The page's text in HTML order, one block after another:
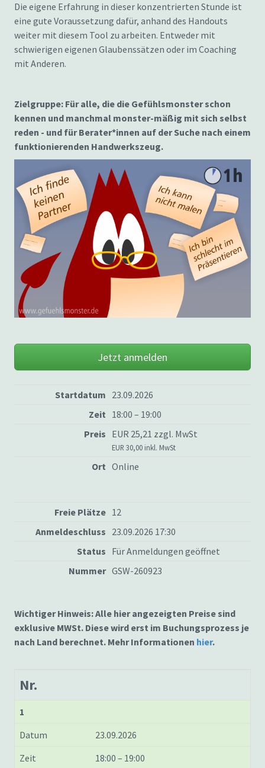
Die eigene Erfahrung in dieser konzentrierten Stunde ist
eine gute Voraussetzung dafür, anhand des Handouts
weiter mit diesem Tool zu arbeiten. Entweder mit
schwierigen eigenen Glaubenssätzen oder im Coaching
mit Anderen.
Zielgruppe: Für alle, die die Gefühlsmonster schon
kennen und manchmal monster-mäßig mit sich selbst
reden - und für Berater*innen auf der Suche nach einem
funktionierenden Handwerkszeug.
Jetzt anmelden
Startdatum 23.09.2026
Zeit 18:00 – 19:00
Preis EUR 25,21 zzgl. MwSt
EUR 30,00 inkl. MwSt
Ort Online
Freie Plätze 12
Anmeldeschluss 23.09.2026 17:30
Status Für Anmeldungen geöffnet
Nummer GSW-260923
Wichtiger Hinweis: Alle hier angezeigten Preise sind
exklusive MWSt. Diese wird erst im Buchungsprozess je
nach Land berechnet. Mehr Informationen hier.
Nr.
1
Datum
23.09.2026
Zeit
18:00 – 19:00